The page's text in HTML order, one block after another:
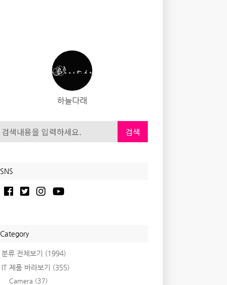
하늘다래
검색
SNS
Category
분류 전체보기 (1994)
IT 제품 바라보기 (355)
Camera (37)